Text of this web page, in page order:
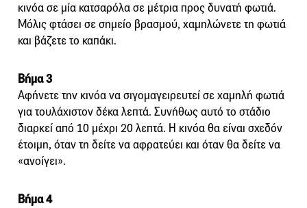
κινόα σε μία κατσαρόλα σε μέτρια προς δυνατή φωτιά.
Μόλις φτάσει σε σημείο βρασμού, χαμηλώνετε τη φωτιά
και βάζετε το καπάκι.
Βήμα 3
Αφήνετε την κινόα να σιγομαγειρευτεί σε χαμηλή φωτιά
για τουλάχιστον δέκα λεπτά. Συνήθως αυτό το στάδιο
διαρκεί από 10 μέχρι 20 λεπτά. Η κινόα θα είναι σχεδόν
έτοιμη, όταν τη δείτε να αφρατεύει και όταν θα δείτε να
«ανοίγει».
Βήμα 4